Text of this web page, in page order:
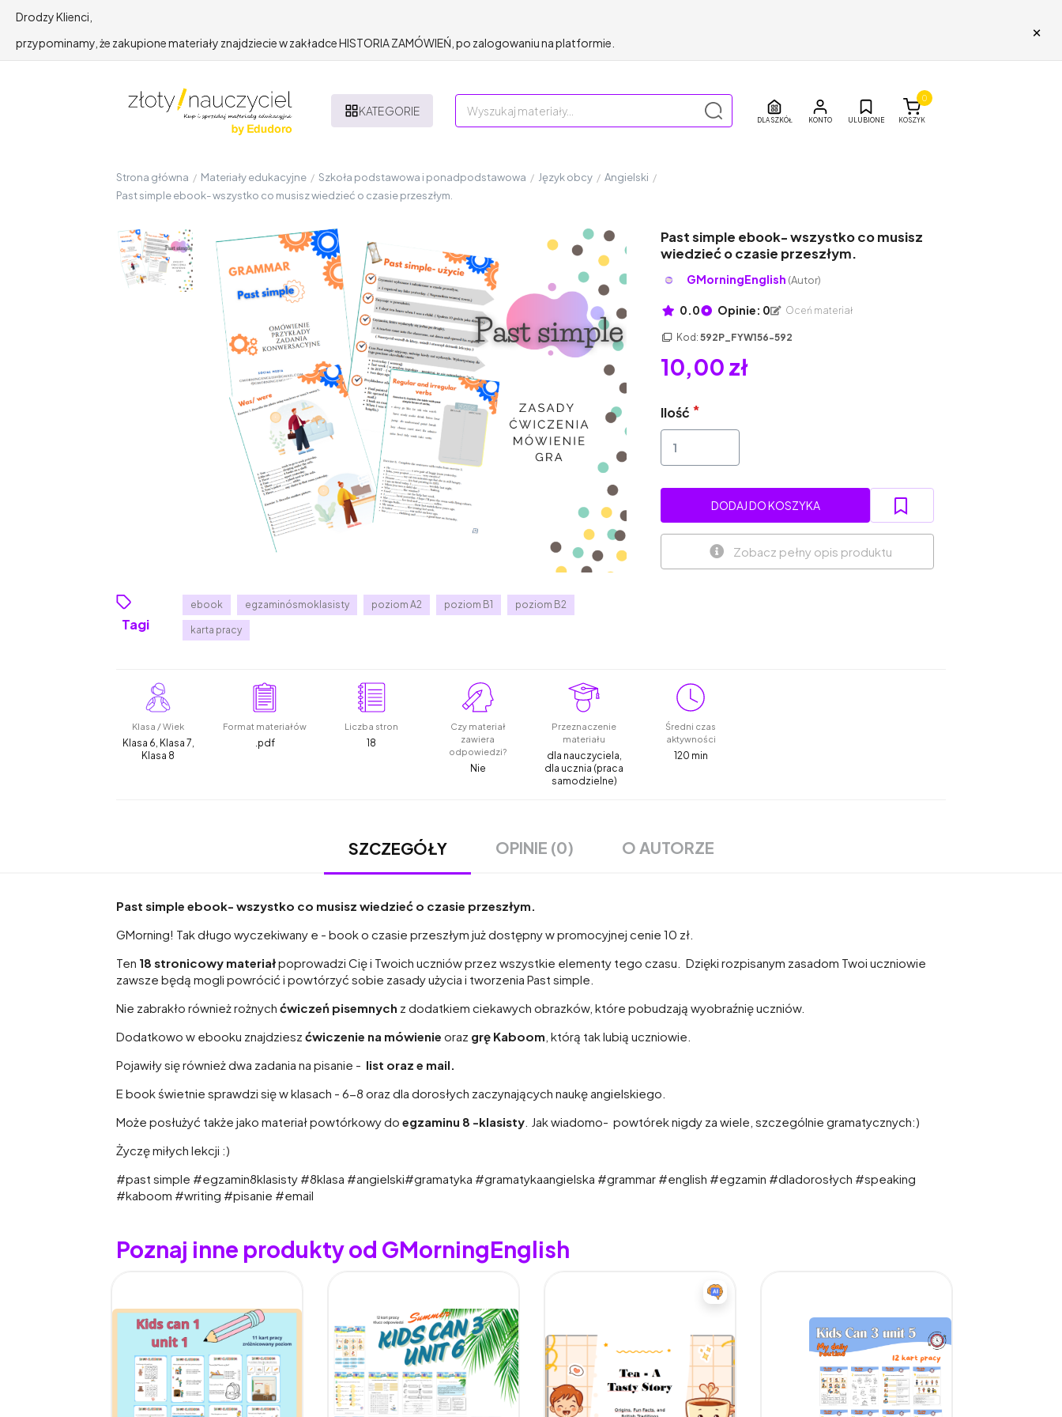
Drodzy Klienci,
przypominamy, że zakupione materiały znajdziecie w zakładce HISTORIA ZAMÓWIEŃ, po zalogowaniu na platformie.
×
KATEGORIE
DLA SZKÓŁ ULUBIONE KOSZYK
0
Strona główna / Materiały edukacyjne / Szkoła podstawowa i ponadpodstawowa / Język obcy / Angielski /
Past simple ebook- wszystko co musisz wiedzieć o czasie przeszłym.
Tagi
ebook egzaminósmoklasisty poziom A2 poziom B1 poziom B2
karta pracy
Past simple ebook- wszystko co musisz
wiedzieć o czasie przeszłym.
GMorningEnglish (Autor)
0.0 Opinie: 0 Oceń materiał
Kod:592P_FYW156-592
10,00 zł
Ilość
DODAJ DO KOSZYKA
Zobacz pełny opis produktu
Klasa / Wiek
Klasa 6, Klasa 7,
Klasa 8
Format materiałów
.pdf
Liczba stron
18
Czy materiał
zawiera
odpowiedzi?
Nie
Przeznaczenie
materiału
dla nauczyciela,
dla ucznia (praca
samodzielne)
Średni czas
aktywności
120 min
SZCZEGÓŁY OPINIE (0) O AUTORZE
Past simple ebook- wszystko co musisz wiedzieć o czasie przeszłym.
GMorning! Tak długo wyczekiwany e - book o czasie przeszłym już dostępny w promocyjnej cenie 10 zł.
Ten 18 stronicowy materiałpoprowadzi Cię i Twoich uczniów przez wszystkie elementy tego czasu. Dzięki rozpisanym zasadom Twoi uczniowie
zawsze będą mogli powrócić i powtórzyć sobie zasady użycia i tworzenia Past simple.
Nie zabrakło również rożnych ćwiczeń pisemnych z dodatkiem ciekawych obrazków, które pobudzają wyobraźnię uczniów.
Dodatkowo w ebooku znajdziesz ćwiczenie na mówienie oraz grę Kaboom , którą tak lubią uczniowie.
Pojawiły się również dwa zadania na pisanie - list oraz e mail.
E book świetnie sprawdzi się w klasach - 6-8 oraz dla dorosłych zaczynających naukę angielskiego.
Może posłużyć także jako materiał powtórkowy do egzaminu 8 -klasisty . Jak wiadomo- powtórek nigdy za wiele, szczególnie gramatycznych:)
Życzę miłych lekcji :)
#past simple #egzamin8klasisty #8klasa #angielski#gramatyka #gramatykaangielska #grammar #english #egzamin #dladorosłych #speaking
#kaboom #writing #pisanie #email
Poznaj inne produkty od GMorningEnglish